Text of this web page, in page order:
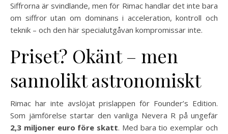
Siffrorna är svindlande, men för Rimac handlar det inte bara
om siffror utan om dominans i acceleration, kontroll och
teknik – och den här specialutgåvan kompromissar inte.
Priset? Okänt – men
sannolikt astronomiskt
Rimac har inte avslöjat prislappen för Founder’s Edition.
Som jämförelse startar den vanliga Nevera R på ungefär
2,3 miljoner euro före skatt. Med bara tio exemplar och